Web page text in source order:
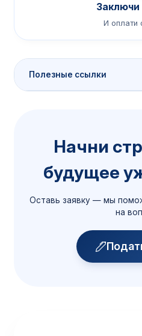
Заключи
И оплати
Полезные ссылки
Сроки, документы,
Подробнее →
Подробнее →
Начни
будущее
Оставь заявку — мы
на